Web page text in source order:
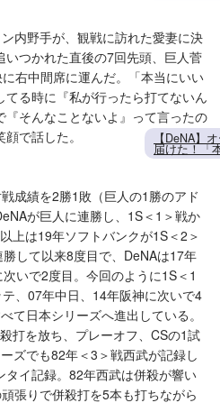
内野手が、観戦に訪れた愛妻に決
つかれた直後の7回先頭、巨人菅
右中間席に運んだ。「本当にいい
る時に『私が行ったら打てないん
『そんなことないよ』って言ったの
で話した。
【DeNA】
届けた！「
成績を2勝1敗（巨人の1勝のアド
が巨人に連勝し、1S＜1＞戦か
上は19年ソフトバンクが1S＜2＞
して以来8度目で、DeNAは17年
いで2度目。今回のように1S＜1
、07年中日、14年阪神に次いで4
て日本シリーズへ進出している。
打を放ち、プレーオフ、CSの1試
ズでも82年＜3＞戦西武が記録し
イ記録。82年西武は併殺が響い
張りで併殺打を5本も打ちながら